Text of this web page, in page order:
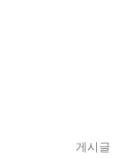
게시글